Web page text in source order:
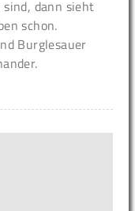
dann sieht
schon.
Burglesauer